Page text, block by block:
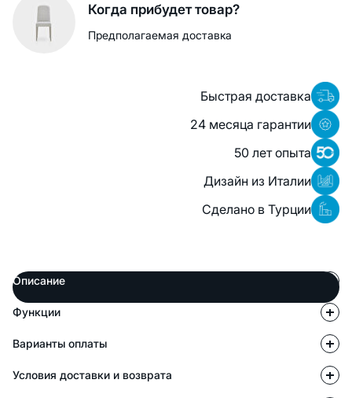
Когда прибудет товар?
Предполагаемая доставка
Быстрая доставка
24 месяца гарантии
50 лет опыта
Дизайн из Италии
Сделано в Турции
Описание
Функции
Варианты оплаты
Условия доставки и возврата